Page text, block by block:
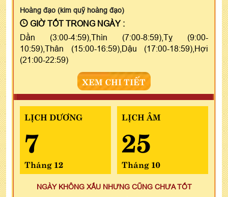
Hoàng đạo (kim quỹ hoàng đạo)
GIỜ TỐT TRONG NGÀY :
Dần (3:00-4:59),Thìn (7:00-8:59),Tỵ (9:00-
10:59),Thân (15:00-16:59),Dậu (17:00-18:59),Hợi
(21:00-22:59)
XEM CHI TIẾT
LỊCH DƯƠNG
7
Tháng 12
LỊCH ÂM
25
Tháng 10
NGÀY KHÔNG XẤU NHƯNG CŨNG CHƯA TỐT